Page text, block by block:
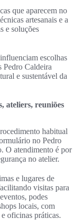
que aparecem no
artesanais e a
e soluções
escolhas
Pedro Caldeira
e sustentável da
ateliers, reuniões
habitual
no Pedro
O atendimento é por
no atelier.
e lugares de
visitas para
podes
locais, com
oficinas práticas.